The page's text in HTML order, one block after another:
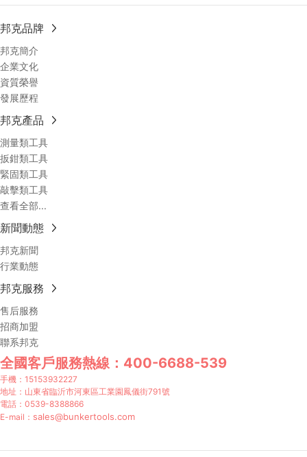
邦克品牌
邦克簡介
企業文化
資質榮譽
發展歷程
邦克產品
測量類工具
扳鉗類工具
緊固類工具
敲擊類工具
查看全部...
新聞動態
邦克新聞
行業動態
邦克服務
售后服務
招商加盟
聯系邦克
全國客戶服務熱線： 400-6688-539
手機： 15153932227
地址：山東省臨沂市河東區工業園鳳儀街791號
電話： 0539-8388866
E-mail： sales@bunkertools.com